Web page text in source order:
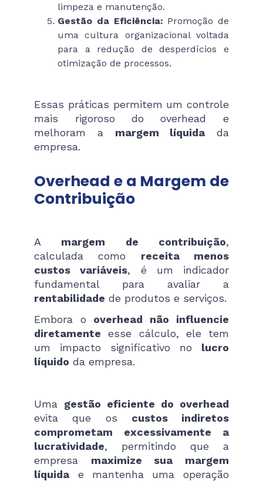
limpeza e manutenção.
Gestão da Eficiência: Promoção de
uma cultura organizacional voltada
para a redução de desperdícios e
otimização de processos.
Essas práticas permitem um controle
mais rigoroso do overhead e
melhoram a margem líquida da
empresa.
Overhead e a Margem de
Contribuição
A margem de contribuição,
calculada como receita menos
custos variáveis, é um indicador
fundamental para avaliar a
rentabilidade de produtos e serviços.
Embora o overhead
não influencie
diretamente esse cálculo, ele tem
um impacto significativo no lucro
líquido da empresa.
Uma gestão eficiente do overhead
evita que os custos indiretos
comprometam excessivamente a
lucratividade, permitindo que a
empresa maximize sua margem
líquida e mantenha uma operação